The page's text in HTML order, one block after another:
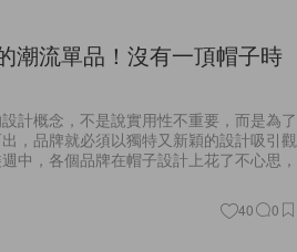
潮流單品！沒有一頂帽子時
計概念，不是說實用性不重要，而是為了
，品牌就必須以獨特又新穎的設計吸引觀
中，各個品牌在帽子設計上花了不心思，
40 0